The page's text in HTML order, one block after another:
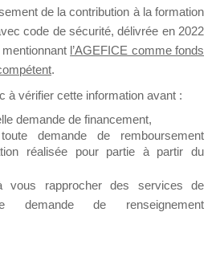
aux Organismes de
répondre à l’Appel à
du Dirigeant.
un forum dédié au support
de laisser un message
d’être
ce groupe
de la contribution à la formation
code de sécurité, délivrée en 2022
l’AGEFICE comme fonds
.
à vérifier cette information avant :
demande de financement,
demande de remboursement
réalisée pour partie à partir du
vous rapprocher des services de
demande de renseignement